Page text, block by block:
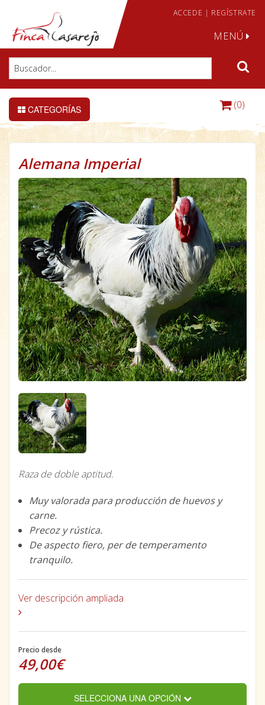
ACCEDE | REGÍSTRATE
MENÚ
CATEGORÍAS (0)
Alemana Imperial
Raza de doble aptitud.
Muy valorada para producción de huevos y
carne.
Precoz y rústica.
De aspecto fiero, per de temperamento
tranquilo.
Ver descripción ampliada
Precio desde
49,00€
SELECCIONA UNA OPCIÓN